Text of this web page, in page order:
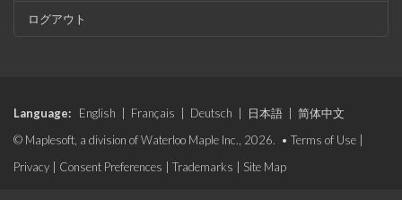
ログアウト
Language: English Français Deutsch 日本語
简体中文
© Maplesoft, a division of Waterloo Maple Inc., 2026. • Terms of Use
Privacy
Consent Preferences Trademarks Site Map